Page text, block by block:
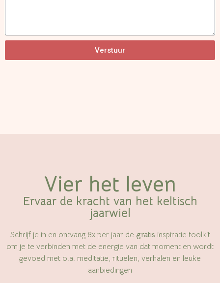
Verstuur
Vier het leven
Ervaar de kracht van het keltisch
jaarwiel
Schrijf je in en ontvang 8x per jaar de gratis inspiratie toolkit
om je te verbinden met de energie van dat moment en wordt
gevoed met o.a. meditatie, rituelen, verhalen en leuke
aanbiedingen